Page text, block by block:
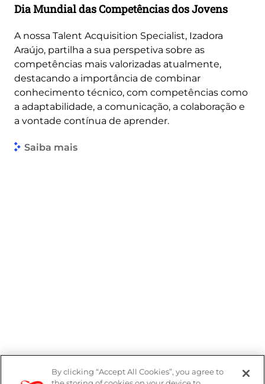
Dia Mundial das Competências dos Jovens
A nossa Talent Acquisition Specialist, Izadora
Araújo, partilha a sua perspetiva sobre as
competências mais valorizadas atualmente,
destacando a importância de combinar
conhecimento técnico, com competências como
a adaptabilidade, a comunicação, a colaboração e
a vontade contínua de aprender.
Saiba mais
Denúncias
By clicking “Accept All Cookies”, you agree to